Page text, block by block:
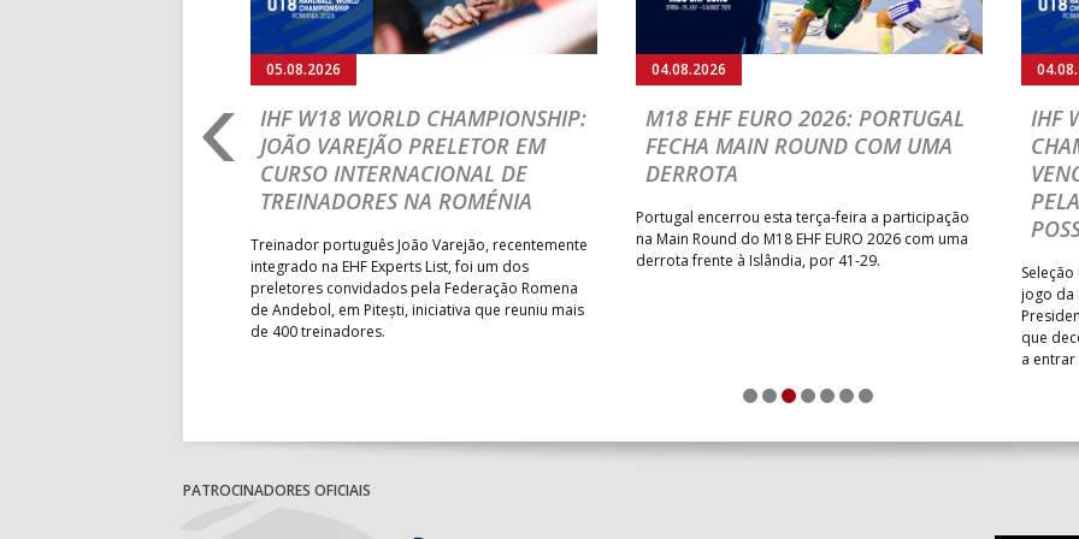
CHAMPIONSHIP: PORTUGAL
VENCE GUINÉ E SEGUE NA LUTA
PELA MELHOR CLASSIFICAÇÃO
Seleção Nacional venceu a Guiné por 28-23, em
jogo da segunda jornada do Grupo II da
President’s Cup do Mundial de sub-18 Feminino,
que decorre na Roménia. Equipa das Quinas volta
M18 EHF EURO 2026: PORTUGAL
CEDE DIANTE DA HUNGRIA NA
MAIN ROUND
Segunda parte dominada pelos húngaros ditou a
derrota portuguesa por 35-45, na estreia do
Grupo II da Main Round do Europeu Sub-18
Masculino, em Belgrado. Equipa das Quinas volta
a entrar em campo esta terça-feira, pelas 16
IHF W18 WORLD
PORTUGAL VENCE E
NOVO FÔLEGO NA
Na estreia nesta fase da competição,
mediu forças com o Uzbequistão, no
President’s Cup, entrando determinado a
regressar às vitórias e a manter
aspirações de alcançar a melhor
possível no Campeonato do Mundo.
1 2 3 4 5 6 7
PATROCINADORES OFICIAIS